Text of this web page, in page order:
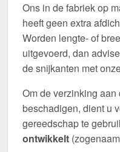
Ons in de fabriek op
heeft geen extra
Worden lengte- of
uitgevoerd, dan
de snijkanten met
Om de verzinking
beschadigen, dient u
gereedschap te
ontwikkelt